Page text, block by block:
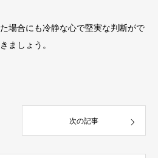
場合にも冷静な心で堅実な判断がで
ましょう。
次の記事